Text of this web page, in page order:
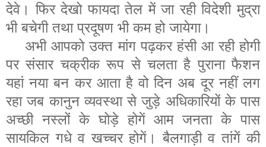
देवे। फिर देखो फायदा तेल में जा रही विदेशी मुद्रा
भी बचेगी तथा प्रदूषण भी कम हो जायेगा।
अभी आपको उक्त मांग पढ़कर हंसी आ रही होगी
पर संसार चक्रीक रूप से चलता है पुराना फैशन
यहां नया बन कर आता है वो दिन अब दूर नहीं लग
रहा जब कानुन व्यवस्था से जुड़े अधिकारियों के पास
अच्छी नस्लों के घोड़े होगें आम जनता के पास
सायकिल गधे व खच्चर होगें। बैलगाड़ी व तांगें की